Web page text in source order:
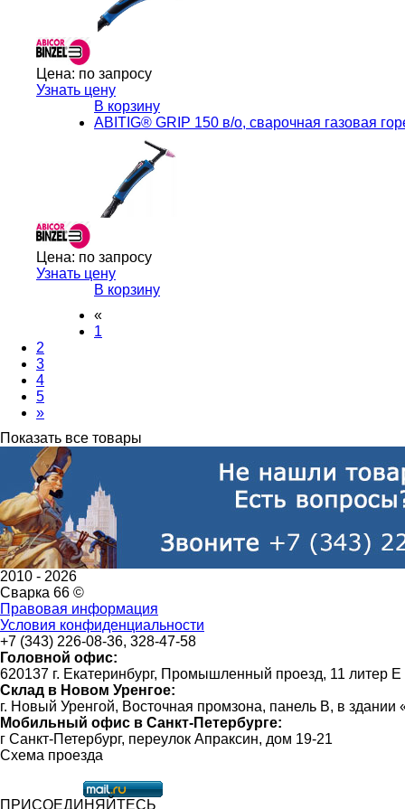
Цена: по запросу
Узнать цену
В корзину
ABITIG® GRIP 150 в/о, сварочная газовая
Цена: по запросу
Узнать цену
В корзину
«
1
2
3
4
5
»
Показать все товары
2010 - 2026
Сварка 66 ©
Правовая информация
Условия конфиденциальности
+7 (343) 226-08-36, 328-47-58
Головной офис:
620137 г. Екатеринбург, Промышленный проезд, 11 литер Е
Склад в Новом Уренгое:
г. Новый Уренгой, Восточная промзона, панель В, в
Мобильный офис в Санкт-Петербурге:
г Санкт-Петербург, переулок Апраксин, дом 19-21
Схема проезда
ПРИСОЕДИНЯЙТЕСЬ